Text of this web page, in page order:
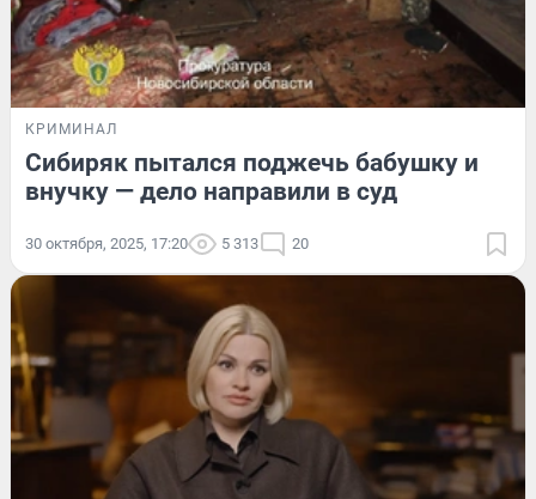
КРИМИНАЛ
Сибиряк пытался поджечь бабушку и
внучку — дело направили в суд
30 октября, 2025, 17:20 5 313 20